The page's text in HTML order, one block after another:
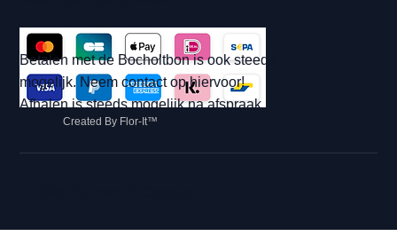
Betalen met de Bocholtbon is ook steeds
mogelijk. Neem contact op hiervoor!
Afhalen is steeds mogelijk na afspraak.
Created By Flor-It™